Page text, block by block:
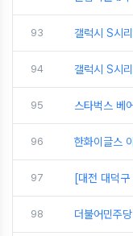
93 갤럭시 S시
94 갤럭시 S시
95 스타벅스 베
96 한화이글스
97 [대전 대덕
98 더불어민주